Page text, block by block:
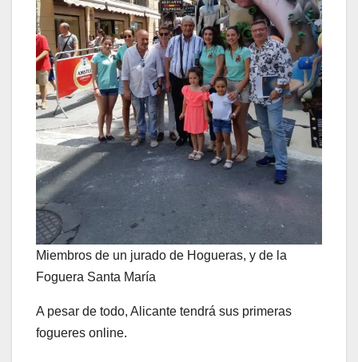
Miembros de un jurado de Hogueras, y de la
Foguera Santa María
A pesar de todo, Alicante tendrá sus primeras
fogueres online.